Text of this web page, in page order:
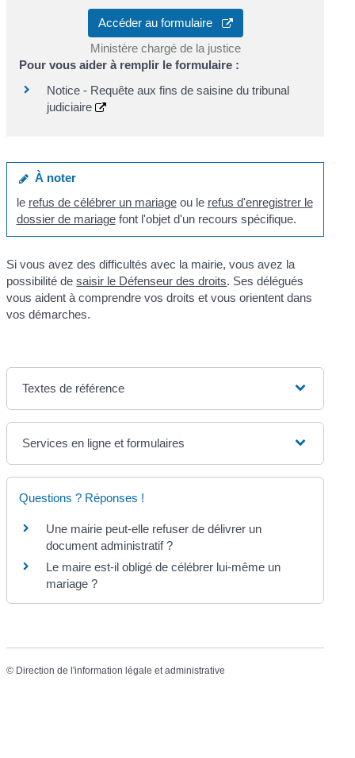
Accéder au formulaire
Ministère chargé de la justice
Pour vous aider à remplir le formulaire :
Notice - Requête aux fins de saisine du tribunal
judiciaire
À noter
le refus de célébrer un mariageou le refus d'enregistrer le
dossier de mariagefont l'objet d'un recours spécifique.
Si vous avez des difficultés avec la mairie, vous avez la
possibilité desaisir le Défenseur des droits. Ses délégués
vous aident à comprendre vos droits et vous orientent dans
vos démarches.
Textes de référence
Services en ligne et formulaires
Questions ? Réponses !
Une mairie peut-elle refuser de délivrer un
document administratif ?
Le maire est-il obligé de célébrer lui-même un
mariage ?
© Direction de l'information légale et administrative